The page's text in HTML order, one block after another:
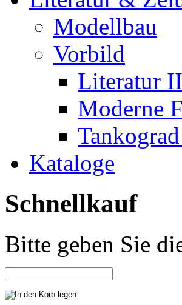
Modellbau
Vorbild
Literatur
Moderne
Kataloge
Schnellkauf
Bitte geben Sie